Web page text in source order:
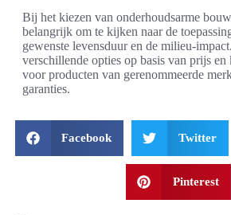
Bij het kiezen van onderhoudsarme
belangrijk om te kijken naar de
gewenste levensduur en de milieu-
verschillende opties op basis van prijs
voor producten van gerenommeerde
garanties.
Facebook Twitter
Pinterest